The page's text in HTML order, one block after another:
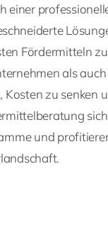
einer
Fördermitteln
als
Kosten zu senken
und